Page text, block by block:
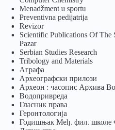
Menadžment u sportu
Preventivna pedijatrija
Revizor
Scientific Publications Of
Pazar
Serbian Studies Research
Tribology and Materials
Аграфа
Археографски прилози
Археон : часопис Архива
Водопривреда
Гласник права
Геронтологија
Годишњак Међ. фил. школе